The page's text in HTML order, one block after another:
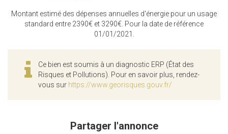
Montant estimé des dépenses annuelles d'énergie pour un usage
standard entre 2390€ et 3290€. Pour la date de référence
01/01/2021.
Ce bien est soumis à un diagnostic ERP (État des
Risques et Pollutions). Pour en savoir plus, rendez-
vous sur https://www.georisques.gouv.fr/
Partager l'annonce